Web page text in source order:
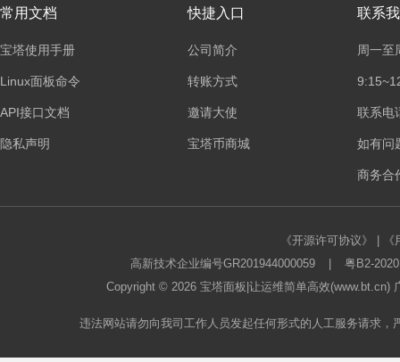
常用文档
宝塔使用手册
Linux面板命令
API接口文档
隐私声明
快捷入口
公司简介
转账方式
邀请大使
宝塔币商城
联系
周一至
联系电
如有问
商务合
《开源许可协议》
高新技术企业编号GR201944000059
粤B2-
Copyright © 2026 宝塔面板 |让运维简单高效
违法网站请勿向我司工作人员发起任何形式的人工服务请求，